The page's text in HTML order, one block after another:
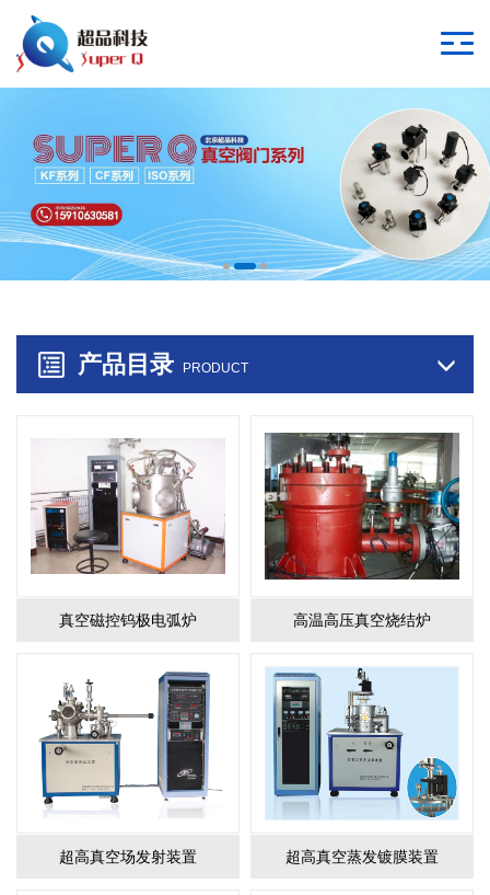
产品目录 PRODUCT
真空磁控钨极电弧炉 高温高压真空烧结炉
超高真空场发射装置 超高真空蒸发镀膜装置